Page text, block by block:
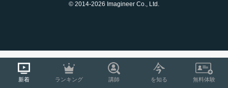
© 2014-2026 Imagineer Co., Ltd.
新着 ランキング 講師 を知る 無料体験